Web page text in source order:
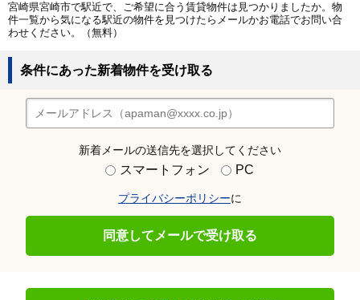
宮崎県宮崎市で駅近で、ご希望に合う賃貸物件は見つかりましたか。物
件一覧から気になる駅近の物件を見つけたらメールかお電話でお問い合
わせください。（無料）
条件にあった新着物件を受け取る
新着メールの送信先を選択してください
スマートフォン PC
プライバシーポリシーに
同意してメールで受け取る